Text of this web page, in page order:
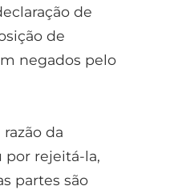
de
de
negados pelo
da
por rejeitá-la,
partes são